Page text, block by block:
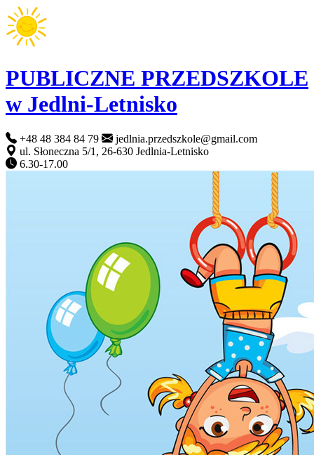
PUBLICZNE PRZEDSZKOLE
w Jedlni-Letnisko
+48 48 384 84 79
jedlnia.przedszkole@gmail.com
ul. Słoneczna 5/1, 26-630 Jedlnia-Letnisko
6.30-17.00